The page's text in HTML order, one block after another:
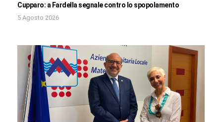
Cupparo: a Fardella segnale contro lo spopolamento
5 Agosto 2026